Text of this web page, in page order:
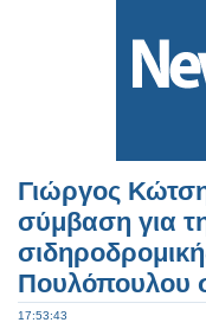
Γιώργος
σύμβαση για
Πουλόπουλου
17:53:43